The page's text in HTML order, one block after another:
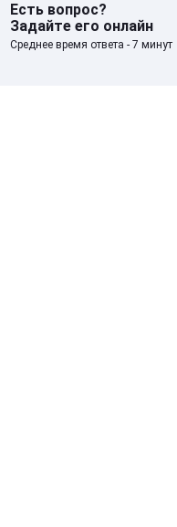
332 отзыва
Есть вопрос?
Задайте его онлайн
Среднее время ответа - 7 минут